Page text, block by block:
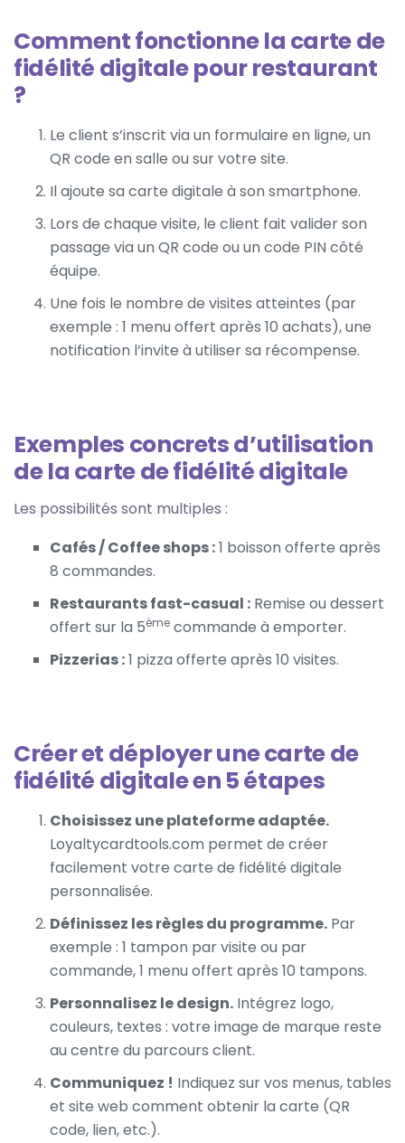
Comment fonctionne la carte de
fidélité digitale pour restaurant
?
Le client s’inscrit via un formulaire en ligne, un
QR code en salle ou sur votre site.
Il ajoute sa carte digitale à son smartphone.
Lors de chaque visite, le client fait valider son
passage via un QR code ou un code PIN côté
équipe.
Une fois le nombre de visites atteintes (par
exemple : 1 menu offert après 10 achats), une
notification l’invite à utiliser sa récompense.
Exemples concrets d’utilisation
de la carte de fidélité digitale
Les possibilités sont multiples :
Cafés / Coffee shops :1 boisson offerte après
8 commandes.
Restaurants fast-casual : Remise ou dessert
offert sur la 5ème commande à emporter.
Pizzerias :1 pizza offerte après 10 visites.
Créer et déployer une carte de
fidélité digitale en 5 étapes
Choisissez une plateforme adaptée.
Loyaltycardtools.com permet de créer
facilement votre carte de fidélité digitale
personnalisée.
Définissez les règles du programme. Par
exemple : 1 tampon par visite ou par
commande, 1 menu offert après 10 tampons.
Personnalisez le design. Intégrez logo,
couleurs, textes : votre image de marque reste
au centre du parcours client.
Communiquez ! Indiquez sur vos menus, tables
et site web comment obtenir la carte (QR
code, lien, etc.).